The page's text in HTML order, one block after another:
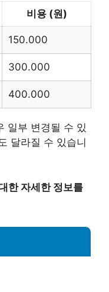
비용 (원)
150.000
300.000
400.000
일부 변경될 수 있
달라질 수 있습니
한 자세한 정보를